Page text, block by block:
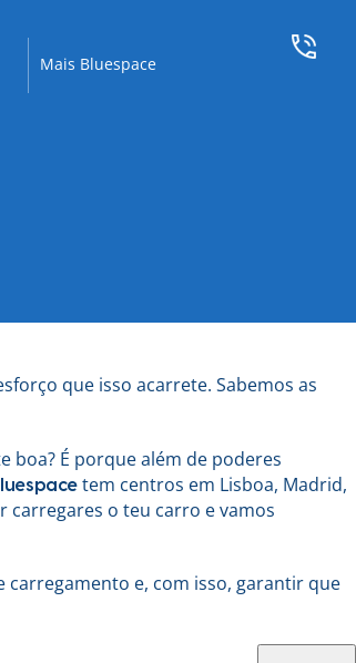
Mais Bluespace
que isso acarrete. Sabemos as
boa? É porque além de poderes
tem centros em Lisboa, Madrid,
carregares o teu carro e vamos
e, com isso, garantir que